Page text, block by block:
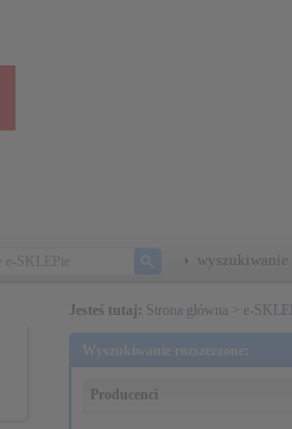
wyszukiwanie
Jesteś tutaj: Strona główna > e-
Wyszukiwanie rozszerzone:
Producenci